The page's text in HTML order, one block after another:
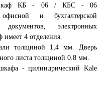
шкаф КБ - 06 / КБС - 06
и бухгалтерской
документов, электронных
4 отделения.
толщиной 1,4 мм. Дверь
листа толщиной 0.8 мм.
- цилиндрический Kale